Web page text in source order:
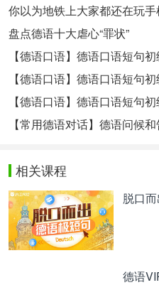
你以为地铁上大家都还在玩
盘点德语十大虐心“罪状”
【德语口语】德语口语短句
【德语口语】德语口语短句
【德语口语】德语口语短句
【常用德语对话】德语问候
相关课程
脱口
德语